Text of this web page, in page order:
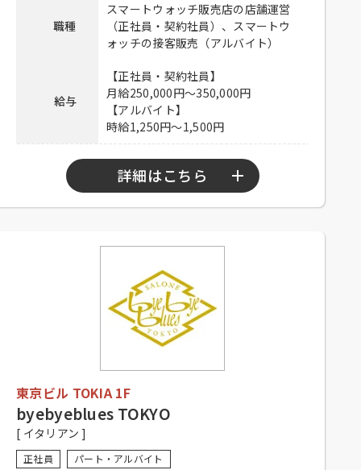
下記弊社採用HPから、またはお電話にて
ご応募ください。
ホール：https://potomak.saiyo-
job.jp/csaiyo/qjbz/pc_job/show/et05/32
キッチン：https://potomak.saiyo-
job.jp/csaiyo/qjbz/pc_job/show/et05/33
078-334-1220
職種
スマートウォッチ販売店の店舗運営
（正社員・契約社員）、スマートウ
ォッチの接客販売（アルバイト）
給与
【正社員・契約社員】
月給250,000円～350,000円
【アルバイト】
時給1,250円～1,500円
詳細はこちら
9：30～21：00
【正社員・契約社員】
シフト制、経験者優遇
【アルバイト】
勤務可能な方、高校生不可、大学生
可、主婦歓迎、フリーター歓迎、
中・高齢歓迎、経験者優遇、未経験
【正社員・契約社員】
東京ビル TOKIA 1F
byebyeblues TOKYO
[ イタリアン ]
正社員 パート・アルバイト